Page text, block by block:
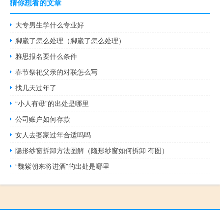
猜你想看的文章
大专男生学什么专业好
脚崴了怎么处理（脚崴了怎么处理）
雅思报名要什么条件
春节祭祀父亲的对联怎么写
找几天过年了
“小人有母”的出处是哪里
公司账户如何存款
女人去婆家过年合适吗吗
隐形纱窗拆卸方法图解（隐形纱窗如何拆卸 有图）
“魏紫朝来将进酒”的出处是哪里